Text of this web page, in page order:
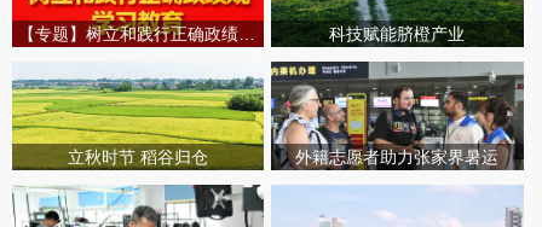
科技赋能脐橙产业
立秋时节 稻谷归仓 外籍志愿者助力张家界暑运